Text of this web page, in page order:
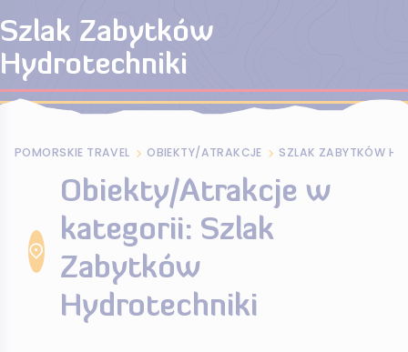
Szlak Zabytków
Hydrotechniki
POMORSKIE TRAVEL OBIEKTY/ATRAKCJE SZLAK ZABYTKÓW
Obiekty/Atrakcje w
kategorii: Szlak
Zabytków
Hydrotechniki